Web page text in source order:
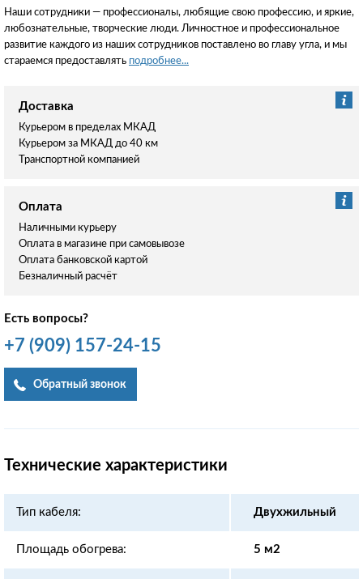
Наши сотрудники — профессионалы, любящие свою профессию, и яркие,
любознательные, творческие люди. Личностное и профессиональное
развитие каждого из наших сотрудников поставлено во главу угла, и мы
стараемся предоставлять подробнее...
Доставка
Курьером в пределах МКАД
Курьером за МКАД до 40 км
Транспортной компанией
Оплата
Наличными курьеру
Оплата в магазине при самовывозе
Оплата банковской картой
Безналичный расчёт
Есть вопросы?
+7 (909) 157-24-15
Обратный звонок
Технические характеристики
Тип кабеля: Двухжильный
Площадь обогрева: 5 м2